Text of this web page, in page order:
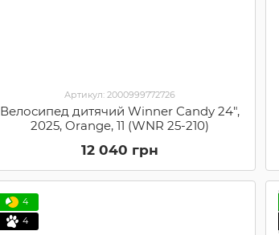
Артикул: 2000999772726
Велосипед дитячий Winner Candy 24",
2025, Orange, 11 (WNR 25-210)
12 040 грн
4
4